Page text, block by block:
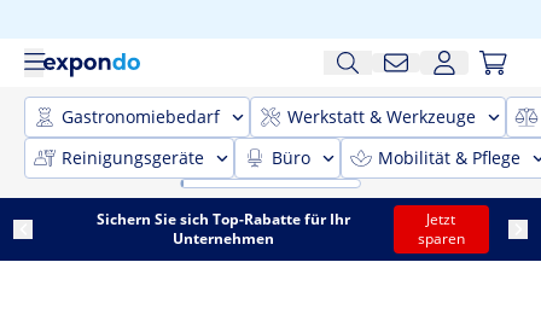
Gastronomiebedarf
Werkstatt & Werkzeuge
Reinigungsgeräte
Büro Mobilität & Pflege
Sichern Sie sich Top-Rabatte für Ihr
Unternehmen
Jetzt
sparen